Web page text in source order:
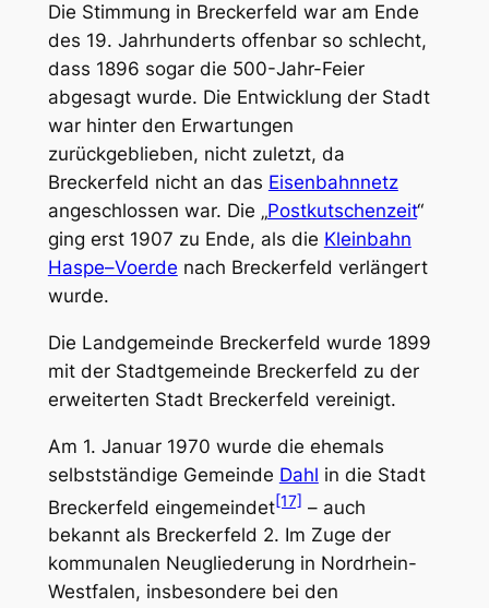
Die Stimmung in Breckerfeld war am Ende
des 19. Jahrhunderts offenbar so schlecht,
dass 1896 sogar die 500-Jahr-Feier
abgesagt wurde. Die Entwicklung der Stadt
war hinter den Erwartungen
zurückgeblieben, nicht zuletzt, da
Breckerfeld nicht an das Eisenbahnnetz
angeschlossen war. Die „Postkutschenzeit“
ging erst 1907 zu Ende, als die Kleinbahn
Haspe–Voerde nach Breckerfeld verlängert
wurde.
Die Landgemeinde Breckerfeld wurde 1899
mit der Stadtgemeinde Breckerfeld zu der
erweiterten Stadt Breckerfeld vereinigt.
Am 1. Januar 1970 wurde die ehemals
selbstständige Gemeinde Dahl in die Stadt
Breckerfeld eingemeindet[17] – auch
bekannt als Breckerfeld 2. Im Zuge der
kommunalen Neugliederung in Nordrhein-
Westfalen, insbesondere bei den